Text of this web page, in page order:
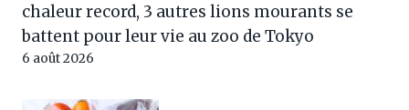
chaleur record, 3 autres lions mourants se
battent pour leur vie au zoo de Tokyo
6 août 2026